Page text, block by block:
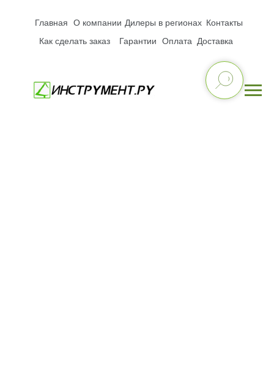
Главная
О компании
Оплата
Гарантии
Контакты
Как сделать заказ
Доставка
Дилеры в регионах